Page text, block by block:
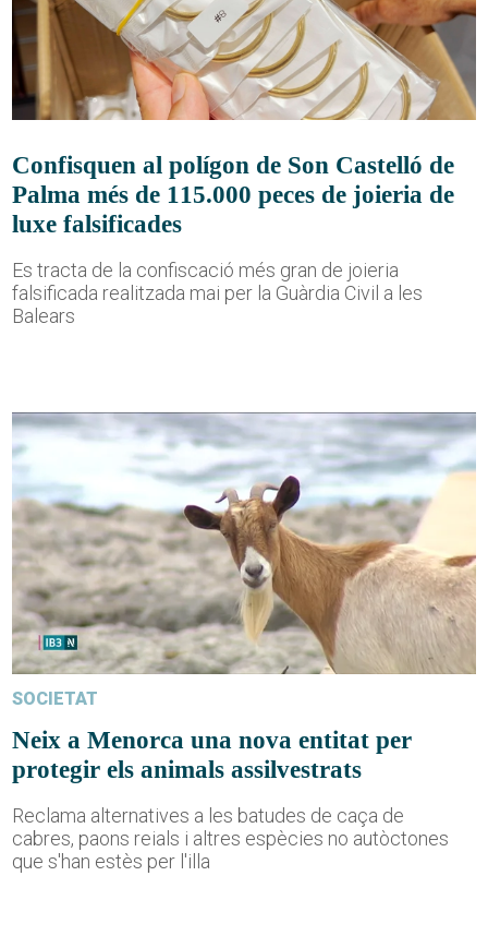
Confisquen al polígon de Son Castelló de
Palma més de 115.000 peces de joieria de
luxe falsificades
Es tracta de la confiscació més gran de joieria
falsificada realitzada mai per la Guàrdia Civil a les
Balears
SOCIETAT
Neix a Menorca una nova entitat per
protegir els animals assilvestrats
Reclama alternatives a les batudes de caça de
cabres, paons reials i altres espècies no autòctones
que s'han estès per l'illa